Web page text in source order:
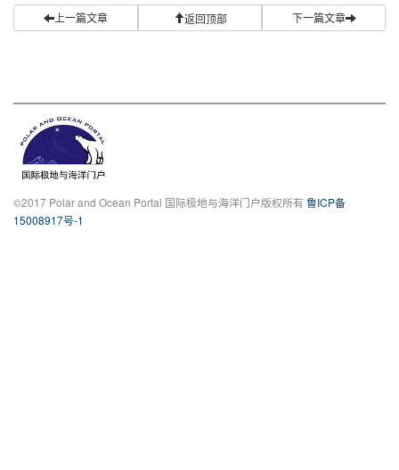
上一篇文章 返回顶部 下一篇文章
©2017 Polar and Ocean Portal 国际极地与海洋门户版权所有 鲁ICP备
15008917号-1